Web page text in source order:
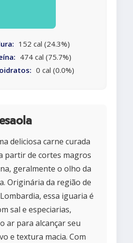
152 cal (24.3%)
474 cal (75.7%)
0 cal (0.0%)
deliciosa carne curada
partir de cortes magros
geralmente o olho da
Originária da região de
essa iguaria é
sal e especiarias,
ar para alcançar seu
e textura macia. Com